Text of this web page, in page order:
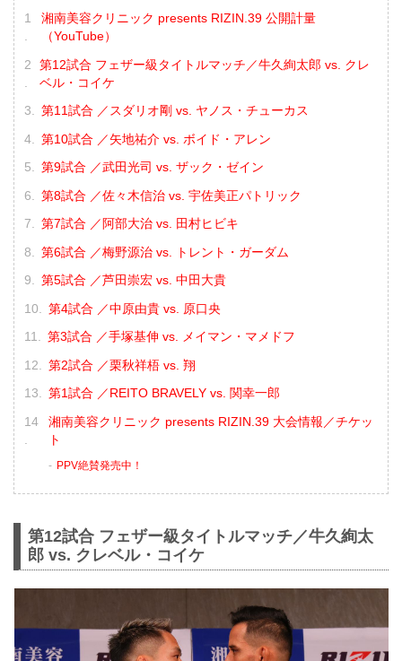
湘南美容クリニック presents RIZIN.39 公開計量
（YouTube）
第12試合 フェザー級タイトルマッチ／牛久絢太郎 vs. クレ
ベル・コイケ
第11試合 ／スダリオ剛 vs. ヤノス・チューカス
第10試合 ／矢地祐介 vs. ボイド・アレン
第9試合 ／武田光司 vs. ザック・ゼイン
第8試合 ／佐々木信治 vs. 宇佐美正パトリック
第7試合 ／阿部大治 vs. 田村ヒビキ
第6試合 ／梅野源治 vs. トレント・ガーダム
第5試合 ／芦田崇宏 vs. 中田大貴
第4試合 ／中原由貴 vs. 原口央
第3試合 ／手塚基伸 vs. メイマン・マメドフ
第2試合 ／栗秋祥梧 vs. 翔
第1試合 ／REITO BRAVELY vs. 関幸一郎
湘南美容クリニック presents RIZIN.39 大会情報／チケッ
ト
PPV絶賛発売中！
第12試合 フェザー級タイトルマッチ／牛久絢太
郎 vs. クレベル・コイケ